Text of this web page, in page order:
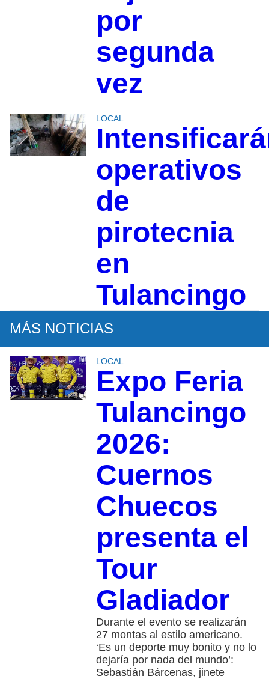
por
segunda
vez
LOCAL
operativos
de
pirotecnia
en
Tulancingo
MÁS NOTICIAS
LOCAL
Expo Feria
Tulancingo
2026:
Cuernos
Chuecos
presenta el
Tour
Gladiador
Durante el evento se realizarán
27 montas al estilo americano.
‘Es un deporte muy bonito y no lo
dejaría por nada del mundo’:
Sebastián Bárcenas, jinete